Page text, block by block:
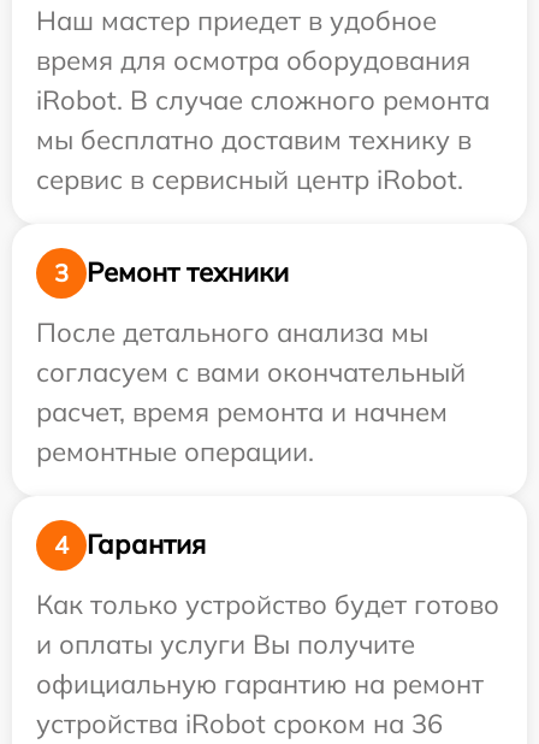
Наш мастер приедет в удобное
время для осмотра оборудования
iRobot. В случае сложного ремонта
мы бесплатно доставим технику в
сервис в сервисный центр iRobot.
3
Ремонт техники
После детального анализа мы
согласуем с вами окончательный
расчет, время ремонта и начнем
ремонтные операции.
4
Гарантия
Как только устройство будет готово
и оплаты услуги Вы получите
официальную гарантию на ремонт
устройства iRobot сроком на 36